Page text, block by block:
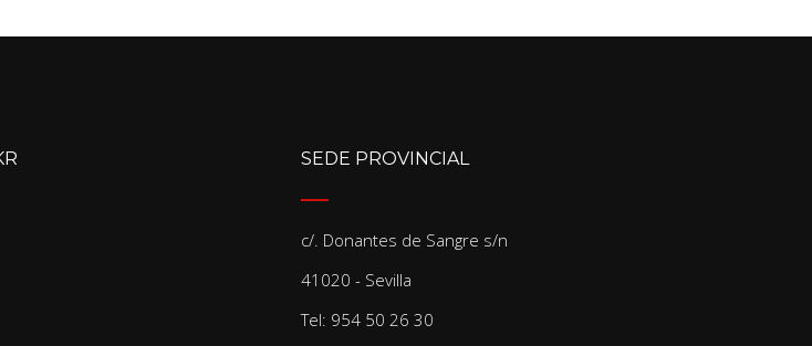
SEDE PROVINCIAL
c/. Donantes de Sangre s/n
41020 - Sevilla
Tel: 954 50 26 30